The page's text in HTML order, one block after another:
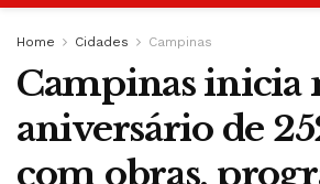
Home Cidades Campinas
Campinas inicia
aniversário de
com obras,